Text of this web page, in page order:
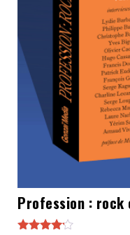
Profession :